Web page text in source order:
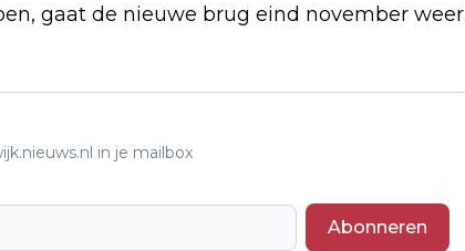
gaat de nieuwe brug eind november weer
in je mailbox
Abonneren